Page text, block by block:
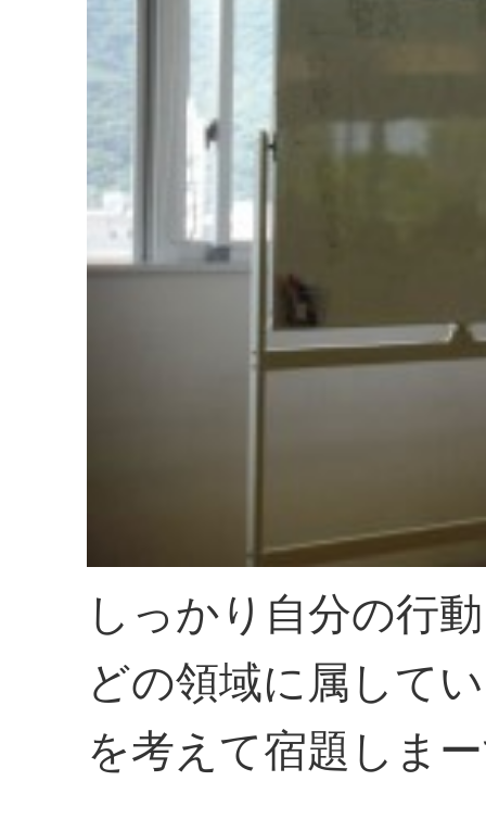
しっかり自分の行
どの領域に属して
を考えて宿題しま